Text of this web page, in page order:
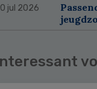
jul 2026